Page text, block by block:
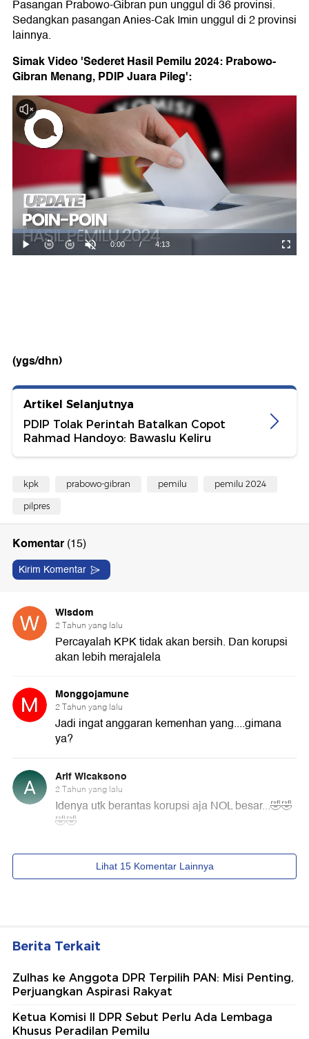
Pasangan Prabowo-Gibran pun unggul di 36 provinsi.
Sedangkan pasangan Anies-Cak Imin unggul di 2 provinsi
lainnya.
Simak Video 'Sederet Hasil Pemilu 2024: Prabowo-
Gibran Menang, PDIP Juara Pileg':
(ygs/dhn)
Artikel Selanjutnya
PDIP Tolak Perintah Batalkan Copot
Rahmad Handoyo: Bawaslu Keliru
kpk prabowo-gibran pemilu pemilu 2024
pilpres
Berita Terkait
Zulhas ke Anggota DPR Terpilih PAN: Misi Penting,
Perjuangkan Aspirasi Rakyat
Ketua Komisi II DPR Sebut Perlu Ada Lembaga
Khusus Peradilan Pemilu